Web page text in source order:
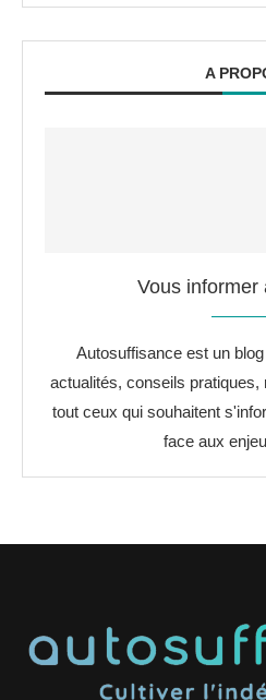
A
Vous informer
Autosuffisance est un
actualités, conseils
tout ceux qui souhaitent
face aux